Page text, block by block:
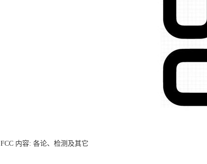
FCC 内容: 各论、检测及其它